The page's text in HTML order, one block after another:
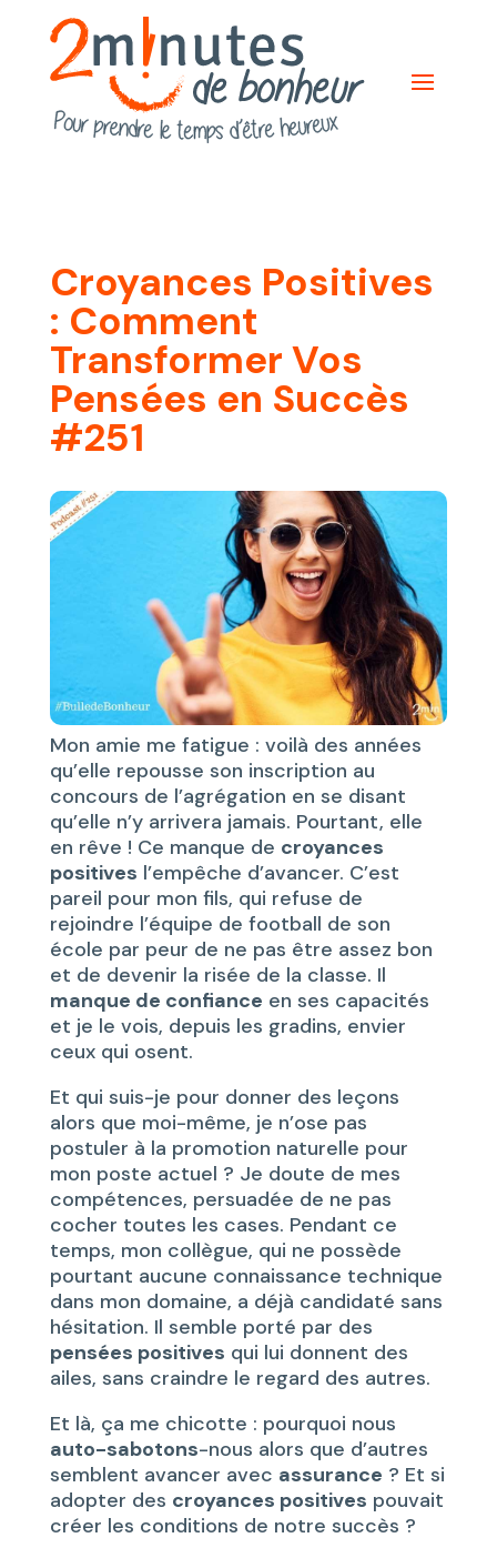
Croyances Positives
: Comment
Transformer Vos
Pensées en Succès
#251
Mon amie me fatigue : voilà des années
qu’elle repousse son inscription au
concours de l’agrégation en se disant
qu’elle n’y arrivera jamais. Pourtant, elle
en rêve ! Ce manque de croyances
positives l’empêche d’avancer. C’est
pareil pour mon fils, qui refuse de
rejoindre l’équipe de football de son
école par peur de ne pas être assez bon
et de devenir la risée de la classe. Il
manque de confiance en ses capacités
et je le vois, depuis les gradins, envier
ceux qui osent.
Et qui suis-je pour donner des leçons
alors que moi-même, je n’ose pas
postuler à la promotion naturelle pour
mon poste actuel ? Je doute de mes
compétences, persuadée de ne pas
cocher toutes les cases. Pendant ce
temps, mon collègue, qui ne possède
pourtant aucune connaissance technique
dans mon domaine, a déjà candidaté sans
hésitation. Il semble porté par des
pensées positives qui lui donnent des
ailes, sans craindre le regard des autres.
Et là, ça me chicotte : pourquoi nous
auto-sabotons-nous alors que d’autres
semblent avancer avec assurance ? Et si
adopter des croyances positives pouvait
créer les conditions de notre succès ?